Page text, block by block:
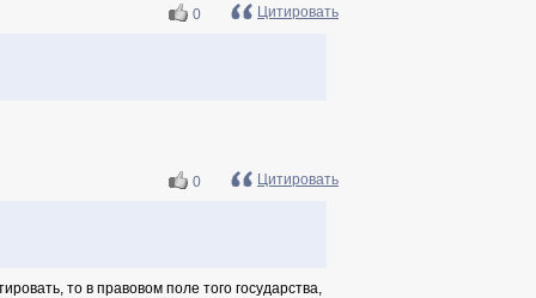
0 Цитировать
0 Цитировать
то в правовом поле того государства,